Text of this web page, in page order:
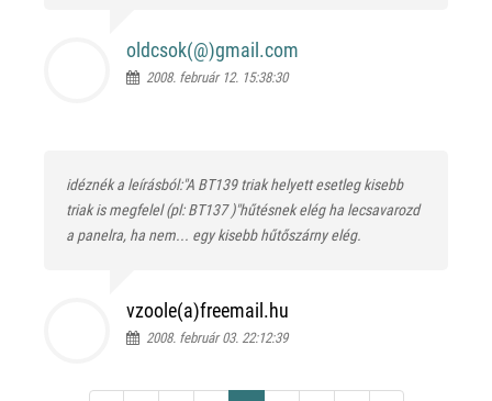
oldcsok(@)gmail.com
2008. február 12. 15:38:30
idéznék a leírásból:"A BT139 triak helyett esetleg kisebb
triak is megfelel (pl: BT137 )"hűtésnek elég ha lecsavarozd
a panelra, ha nem... egy kisebb hűtőszárny elég.
vzoole(a)freemail.hu
2008. február 03. 22:12:39